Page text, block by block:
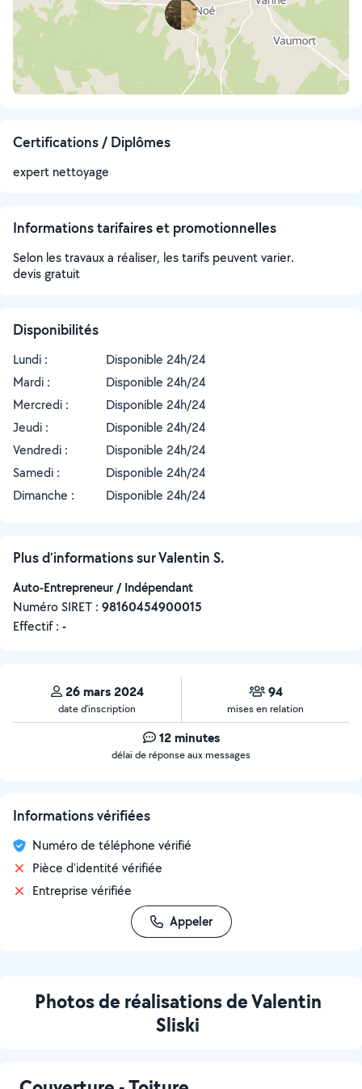
Certifications / Diplômes
expert nettoyage
Informations tarifaires et promotionnelles
Selon les travaux a réaliser, les tarifs peuvent varier.
devis gratuit
Disponibilités
Lundi :
Disponible 24h/24
Mardi :
Disponible 24h/24
Mercredi :
Disponible 24h/24
Jeudi :
Disponible 24h/24
Vendredi :
Disponible 24h/24
Samedi :
Disponible 24h/24
Dimanche :
Disponible 24h/24
Plus d’informations sur Valentin S.
Auto-Entrepreneur / Indépendant
Numéro SIRET : ‍98160454900015
Effectif : -
26 mars 2024
date d’inscription
94
mises en relation
12 minutes
délai de réponse aux messages
Informations vérifiées
Numéro de téléphone vérifié
Pièce d'identité vérifiée
Entreprise vérifiée
Appeler
Photos de réalisations de Valentin
Sliski